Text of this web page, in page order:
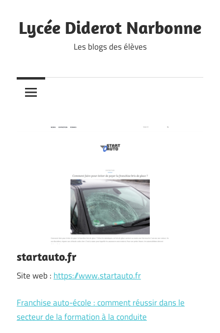
to
content
Lycée Diderot Narbonne
Les blogs des élèves
startauto.fr
Site web : https://www.startauto.fr
Franchise auto-école : comment réussir dans le
secteur de la formation à la conduite